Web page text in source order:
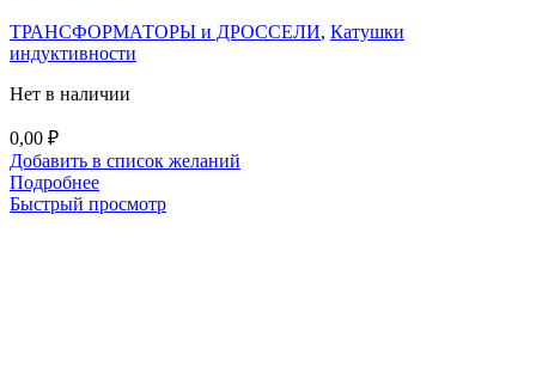
ТРАНСФОРМАТОРЫ и ДРОССЕЛИ, Катушки
индуктивности
Нет в наличии
0,00 ₽
Добавить в список желаний
Подробнее
Быстрый просмотр